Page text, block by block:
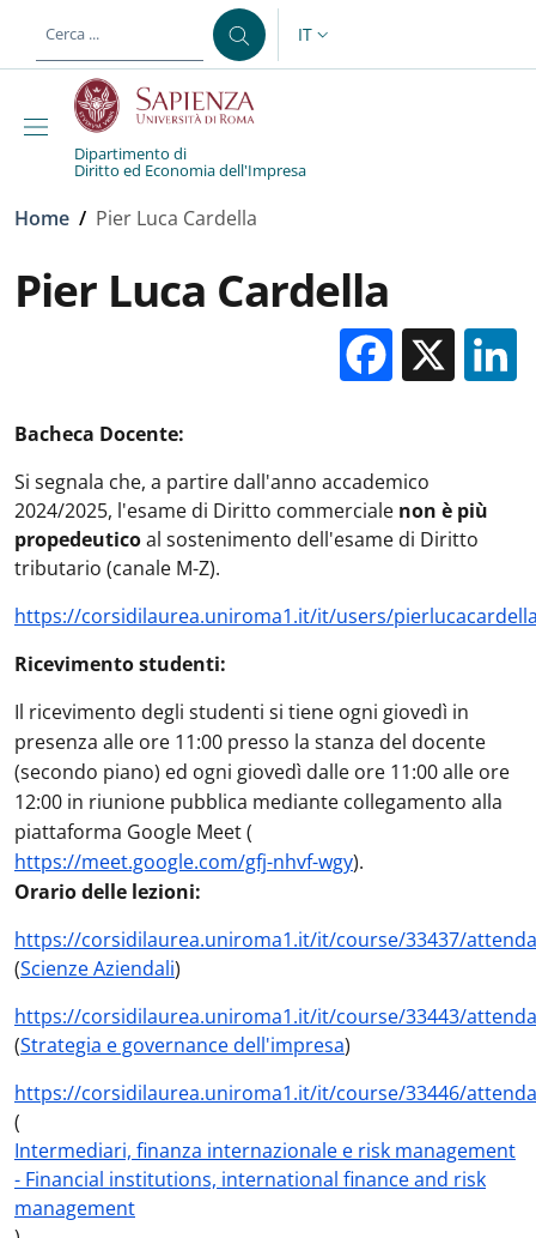
al contenuto principale
SELETTORE LINGUA:
IT
Dipartimento di
Diritto ed Economia dell'Impresa
Briciole di pane
Home / Pier Luca Cardella
Pier Luca Cardella
X
Bacheca Docente:
Si segnala che, a partire dall'anno accademico
2024/2025, l'esame di Diritto commerciale non è più
propedeuticoal sostenimento dell'esame di Diritto
tributario (canale M-Z).
https://corsidilaurea.uniroma1.it/it/users/
Ricevimento studenti:
Il ricevimento degli studenti si tiene ogni giovedì in
presenza alle ore 11:00 presso la stanza del docente
(secondo piano) ed ogni giovedì dalle ore 11:00 alle ore
12:00 in riunione pubblica mediante collegamento alla
piattaforma Google Meet (
https://meet.google.com/gfj-nhvf-wgy).
Orario delle lezioni:
https://corsidilaurea.uniroma1.it/it/course/33437/
(Scienze Aziendali)
https://corsidilaurea.uniroma1.it/it/course/33443/
(Strategia e governance dell'impresa)
https://corsidilaurea.uniroma1.it/it/course/33446/
(
Intermediari, finanza internazionale e risk management
- Financial institutions, international finance and risk
management